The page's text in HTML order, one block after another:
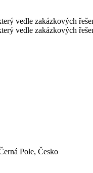
vedle zakázkových
vedle zakázkových
Pole, Česko